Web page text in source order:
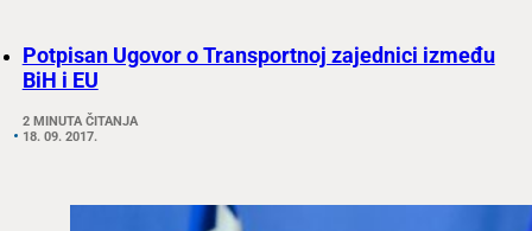
Potpisan Ugovor o Transportnoj zajednici između
BiH i EU
2 MINUTA ČITANJA
18. 09. 2017.